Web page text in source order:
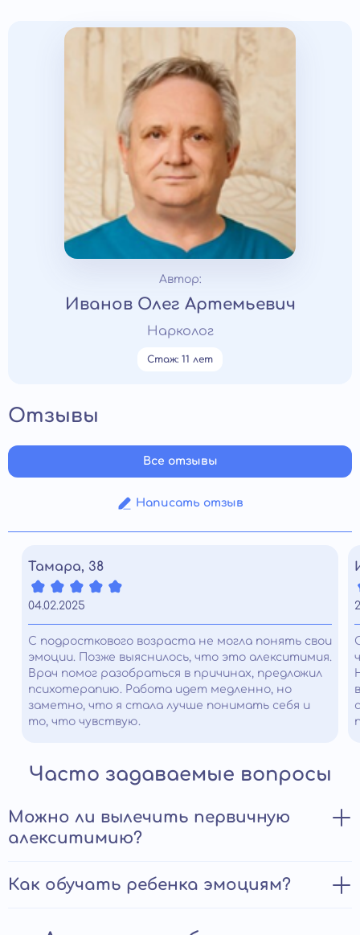
Автор:
Иванов Олег Артемьевич
Нарколог
Стаж: 11 лет
Отзывы
Написать отзыв
Все отзывы
Тамара, 38
04.02.2025
С подросткового возраста не могла понять свои
эмоции. Позже выяснилось, что это алекситимия.
Врач помог разобраться в причинах, предложил
психотерапию. Работа идет медленно, но
заметно, что я стала лучше понимать себя и
то, что чувствую.
Часто задаваемые вопросы
Можно ли вылечить первичную
алекситимию?
В настоящее время не существует специфических
медикаментозных лекарственных препаратов для
очень эффективной в помощи людям, страдающим от
Как обучать ребенка эмоциям?